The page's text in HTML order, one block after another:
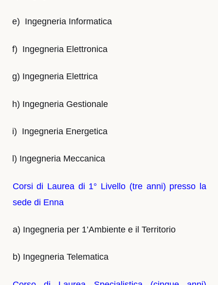
e) Ingegneria Informatica
f) Ingegneria Elettronica
g) Ingegneria Elettrica
h) Ingegneria Gestionale
i) Ingegneria Energetica
l) Ingegneria Meccanica
Corsi di Laurea di 1° Livello (tre anni) presso la
sede di Enna
a) Ingegneria per 1’Ambiente e il Territorio
b) Ingegneria Telematica